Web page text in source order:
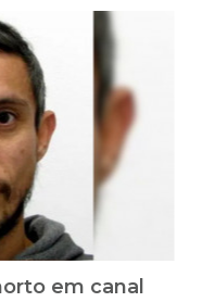
em canal